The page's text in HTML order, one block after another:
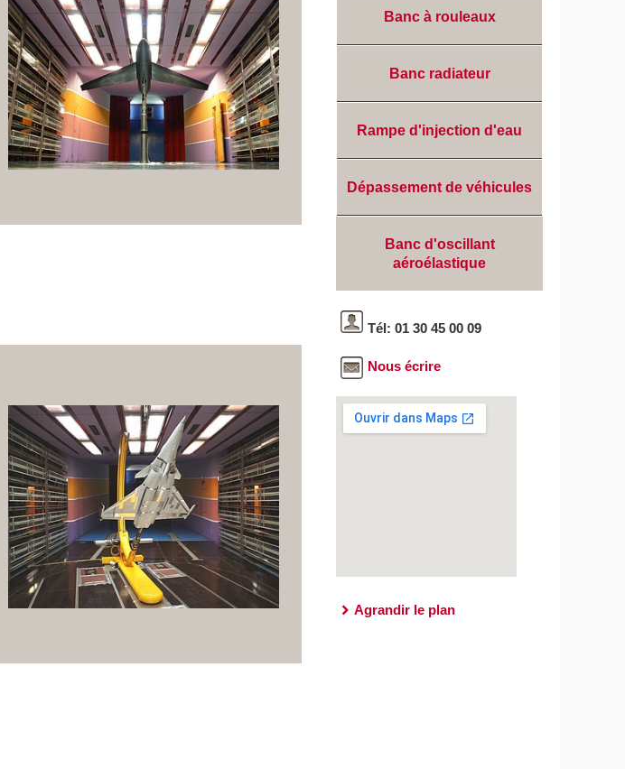
Banc à rouleaux
Banc radiateur
Rampe d'injection d'eau
Dépassement de véhicules
Banc d'oscillant
aéroélastique
Tél: 01 30 45 00 09
Nous écrire
Agrandir le plan